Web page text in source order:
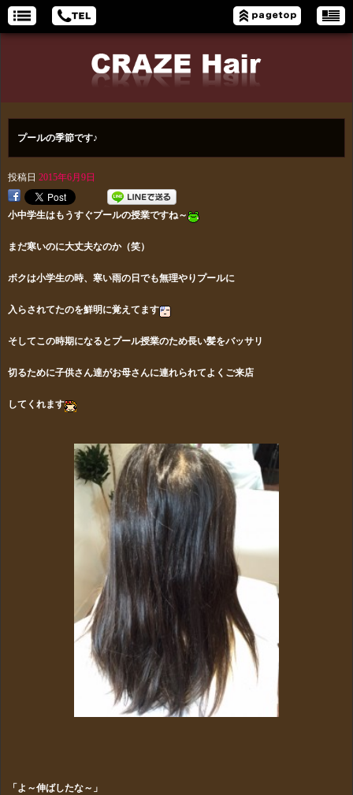
プールの季節です♪
投稿日 2015年6月9日
小中学生はもうすぐプールの授業ですね～
まだ寒いのに大丈夫なのか（笑）
ボクは小学生の時、寒い雨の日でも無理やりプールに
入らされてたのを鮮明に覚えてます
そしてこの時期になるとプール授業のため長い髪をバッサリ
切るために子供さん達がお母さんに連れられてよくご来店
してくれます
「よ～伸ばしたな～」